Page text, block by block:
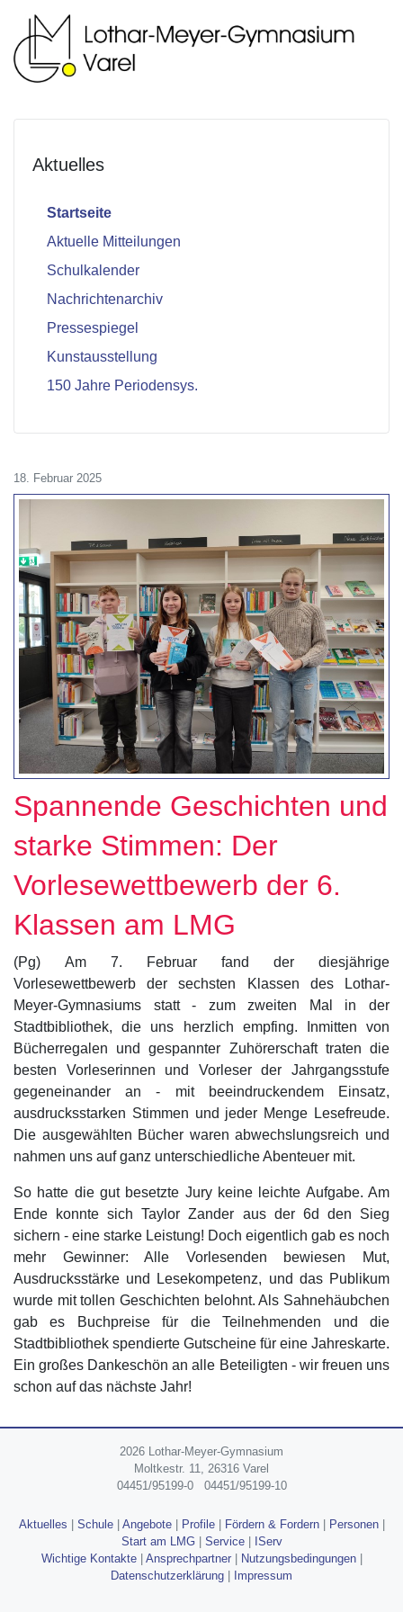
Aktuelles
Startseite
Aktuelle Mitteilungen
Schulkalender
Nachrichtenarchiv
Pressespiegel
Kunstausstellung
150 Jahre Periodensys.
18. Februar 2025
Spannende Geschichten und
starke Stimmen: Der
Vorlesewettbewerb der 6.
Klassen am LMG
(Pg) Am 7. Februar fand der diesjährige
Vorlesewettbewerb der sechsten Klassen des Lothar-
Meyer-Gymnasiums statt - zum zweiten Mal in der
Stadtbibliothek, die uns herzlich empfing. Inmitten von
Bücherregalen und gespannter Zuhörerschaft traten die
besten Vorleserinnen und Vorleser der Jahrgangsstufe
gegeneinander an - mit beeindruckendem Einsatz,
ausdrucksstarken Stimmen und jeder Menge Lesefreude.
Die ausgewählten Bücher waren abwechslungsreich und
nahmen uns auf ganz unterschiedliche Abenteuer mit.
So hatte die gut besetzte Jury keine leichte Aufgabe. Am
Ende konnte sich Taylor Zander aus der 6d den Sieg
sichern - eine starke Leistung! Doch eigentlich gab es noch
mehr Gewinner: Alle Vorlesenden bewiesen Mut,
Ausdrucksstärke und Lesekompetenz, und das Publikum
wurde mit tollen Geschichten belohnt. Als Sahnehäubchen
gab es Buchpreise für die Teilnehmenden und die
Stadtbibliothek spendierte Gutscheine für eine Jahreskarte.
Ein großes Dankeschön an alle Beteiligten - wir freuen uns
schon auf das nächste Jahr!
2026 Lothar-Meyer-Gymnasium
Moltkestr. 11, 26316 Varel
04451/95199-0
04451/95199-10
Aktuelles | Schule| Angebote| Profile| Fördern & Fordern| Personen|
Start am LMG| Service| IServ
Wichtige Kontakte| Ansprechpartner| Nutzungsbedingungen|
Datenschutzerklärung | Impressum